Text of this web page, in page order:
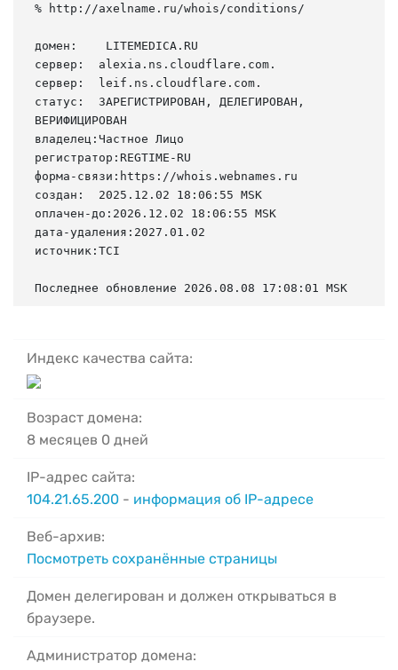
% http://axelname.ru/whois/conditions/
домен:    LITEMEDICA.RU
сервер:  alexia.ns.cloudflare.com.
сервер:  leif.ns.cloudflare.com.
статус:  ЗАРЕГИСТРИРОВАН, ДЕЛЕГИРОВАН,
ВЕРИФИЦИРОВАН
владелец:Частное Лицо
регистратор:REGTIME-RU
форма-связи:https://whois.webnames.ru
создан:  2025.12.02 18:06:55 MSK
оплачен-до:2026.12.02 18:06:55 MSK
дата-удаления:2027.01.02
источник:TCI
Последнее обновление 2026.08.08 17:08:01 MSK
Индекс качества сайта:
Возраст домена:
8 месяцев 0 дней
IP-адрес сайта:
104.21.65.200 - информация об IP-адресе
Веб-архив:
Посмотреть сохранённые страницы
Домен делегирован и должен открываться в
браузере.
Администратор домена: